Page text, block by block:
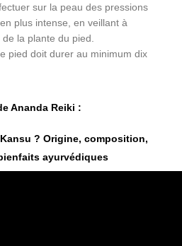
sur la peau des pressions
plus intense, en veillant à
la plante du pied.
pied doit durer au minimum dix
Ananda Reiki :
? Origine, composition,
ayurvédiques